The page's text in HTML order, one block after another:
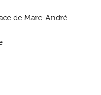
de Marc-André